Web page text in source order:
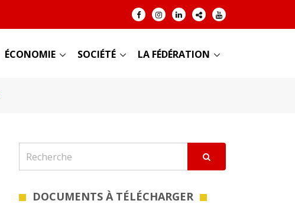
ÉCONOMIE SOCIÉTÉ LA FÉDÉRATION
DOCUMENTS À TÉLÉCHARGER